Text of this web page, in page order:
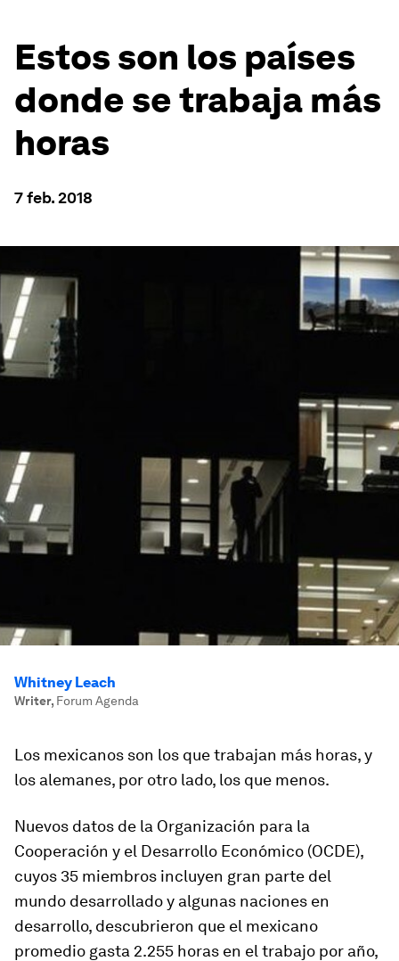
Estos son los países
donde se trabaja más
horas
7 feb. 2018
Whitney Leach
Writer, Forum Agenda
Los mexicanos son los que trabajan más horas, y
los alemanes, por otro lado, los que menos.
Nuevos datos de la Organización para la
Cooperación y el Desarrollo Económico (OCDE),
cuyos 35 miembros incluyen gran parte del
mundo desarrollado y algunas naciones en
desarrollo, descubrieron que el mexicano
promedio gasta 2.255 horas en el trabajo por año,